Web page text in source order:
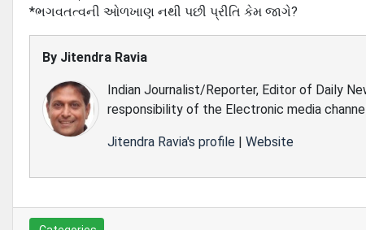
*ભગવતત્વની ઓળખાણ નથી પછી પ્રીતિ કેમ જાગે?
By Jitendra Ravia
Indian Journalist/Reporter, Editor of Daily
responsibility of the Electronic media
Jitendra Ravia's profile | Website